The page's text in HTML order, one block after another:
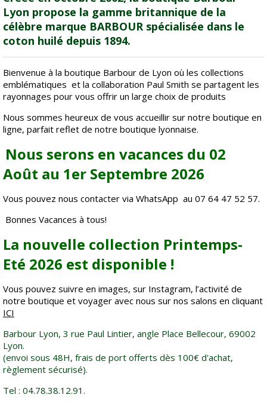
Lyon propose la gamme britannique de la
célèbre marque BARBOUR spécialisée dans le
coton huilé depuis 1894.
Bienvenue à la boutique Barbour de Lyon où les collections
emblématiques et la collaboration Paul Smith se partagent les
rayonnages pour vous offrir un large choix de produits
Nous sommes heureux de vous accueillir sur notre boutique en
ligne, parfait reflet de notre boutique lyonnaise.
Nous serons en vacances du 02
Août au 1er Septembre 2026
Vous pouvez nous contacter via WhatsApp au 07 64 47 52 57.
Bonnes Vacances à tous!
La nouvelle collection Printemps-
Eté 2026 est disponible !
Vous pouvez suivre en images, sur Instagram, l’activité de
notre boutique et voyager avec nous sur nos salons en cliquant
ICI
Barbour Lyon, 3 rue Paul Lintier, angle Place Bellecour, 69002
Lyon.
(envoi sous 48H, frais de port offerts dès 100€ d'achat,
règlement sécurisé).
Tel : 04.78.38.12.91.